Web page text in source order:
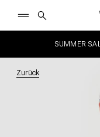
SUMMER
Zurück